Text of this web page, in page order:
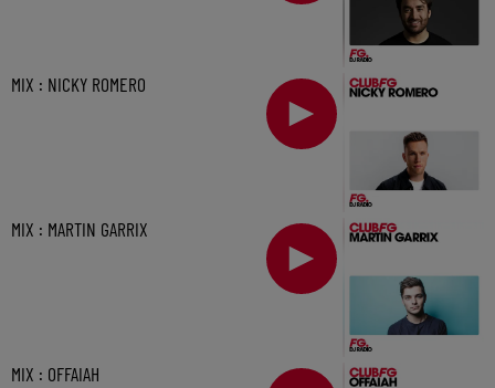
MIX : NICKY ROMERO
MIX : MARTIN GARRIX
MIX : OFFAIAH